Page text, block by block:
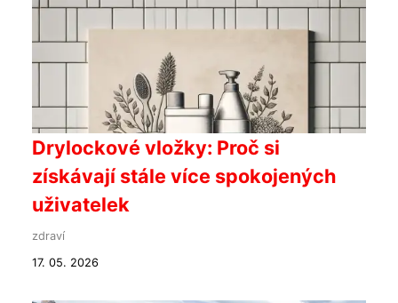
Drylockové vložky: Proč si
získávají stále více spokojených
uživatelek
zdraví
17. 05. 2026